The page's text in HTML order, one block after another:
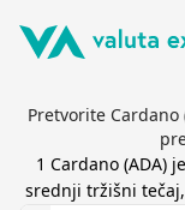
Pretvorite Cardano
1 Cardano(ADA)
srednji tržišni